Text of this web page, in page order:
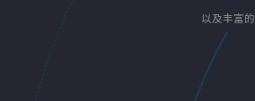
以及丰富